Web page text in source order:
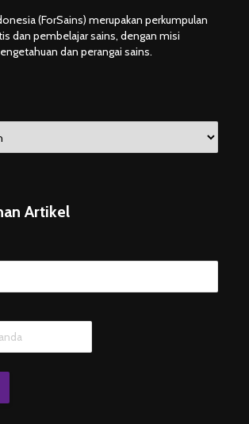
(ForSains) merupakan perkumpulan
dan pembelajar sains, dengan misi
dan perangai sains.
Artikel